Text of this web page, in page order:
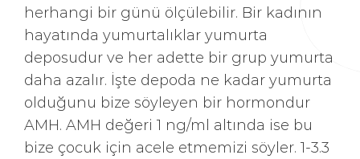
herhangi bir günü ölçülebilir. Bir kadının
hayatında yumurtalıklar yumurta
deposudur ve her adette bir grup yumurta
daha azalır. İşte depoda ne kadar yumurta
olduğunu bize söyleyen bir hormondur
AMH. AMH değeri 1 ng/ml altında ise bu
bize çocuk için acele etmemizi söyler. 1-3.3